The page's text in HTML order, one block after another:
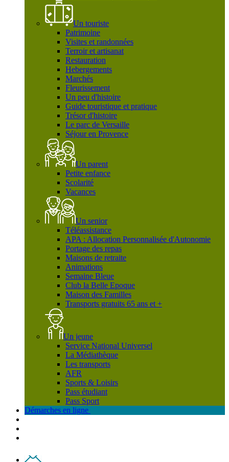
Un touriste
Patrimoine
Visites et randonnées
Terroir et artisanat
Restauration
Hebergements
Marchés
Fleurissement
Un peu d'histoire
Guide touristique et pratique
Trésor d'histoire
Le parc de Versaille
Séjour en Provence
Un parent
Petite enfance
Scolarité
Vacances
Un senior
Téléassistance
APA : Allocation Personnalisée d'Autonomie
Portage des repas
Maisons de retraite
Animations
Semaine Bleue
Club la Belle Epoque
Maison des Familles
Transports gratuits 65 ans et +
Un jeune
Service National Universel
La Médiathèque
Les transports
AFR
Sports & Loisirs
Pass étudiant
Pass Sport
Démarches en ligne
Contact